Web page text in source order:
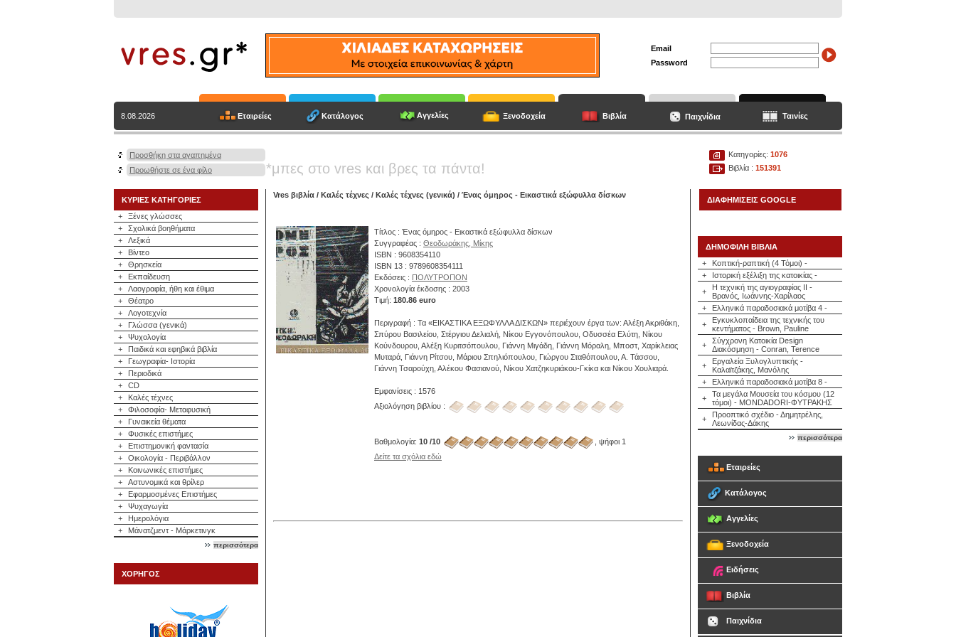
Email
Password
8.08.2026 Εταιρείες Κατάλογος Αγγελίες Ξενοδοχεία Βιβλία Παιχνίδια Ταινίες
Προσθήκη στα αγαπημένα
Προωθήστε σε ένα φίλο
*μπες στο vres και βρες τα πάντα!
Κατηγορίες: 1076
Βιβλία : 151391
ΚΥΡΙΕΣ ΚΑΤΗΓΟΡΙΕΣ
+
Ξένες γλώσσες
+
Σχολικά βοηθήματα
+
Λεξικά
+
Βίντεο
+
Θρησκεία
+
Εκπαίδευση
+
Λαογραφία, ήθη και έθιμα
+
Θέατρο
+
Λογοτεχνία
+
Γλώσσα (γενικά)
+
Ψυχολογία
+
Παιδικά και εφηβικά βιβλία
+
Γεωγραφία- Ιστορία
+
Περιοδικά
+
CD
+
Καλές τέχνες
+
Φιλοσοφία- Μεταφυσική
+
Γυναικεία θέματα
+
Φυσικές επιστήμες
+
Επιστημονική φαντασία
+
Οικολογία - Περιβάλλον
+
Κοινωνικές επιστήμες
+
Αστυνομικά και θρίλερ
+
Εφαρμοσμένες Επιστήμες
+
Ψυχαγωγία
+
Ημερολόγια
+
Μάνατζμεντ - Μάρκετινγκ
περισσότερα
ΧΟΡΗΓΟΣ
Vres βιβλία / Καλές τέχνες / Καλές τέχνες (γενικά) / Ένας όμηρος - Εικαστικά εξώφυλλα δίσκων
Τίτλος : Ένας όμηρος - Εικαστικά εξώφυλλα δίσκων
Συγγραφέας : Θεοδωράκης, Μίκης
ISBN : 9608354110
ISBN 13 : 9789608354111
Εκδόσεις : ΠΟΛΥΤΡΟΠΟΝ
Χρονολογία έκδοσης : 2003
Τιμή: 180.86 euro
Περιγραφή : Τα «ΕΙΚΑΣΤΙΚΑ ΕΞΩΦΥΛΛΑ ΔΙΣΚΩΝ» περιέχουν έργα των: Αλέξη Ακριθάκη,
Σπύρου Βασιλείου, Στέργιου Δελιαλή, Νίκου Εγγονόπουλου, Οδυσσέα Ελύτη, Νίκου
Κούνδουρου, Αλέξη Κυριτσόπουλου, Γιάννη Μιγάδη, Γιάννη Μόραλη, Μποστ, Χαρίκλειας
Μυταρά, Γιάννη Ρίτσου, Μάριου Σπηλιόπουλου, Γιώργου Σταθόπουλου, Α. Τάσσου,
Γιάννη Τσαρούχη, Αλέκου Φασιανού, Νίκου Χατζηκυριάκου-Γκίκα και Νίκου Χουλιαρά.
Εμφανίσεις : 1576
Αξιολόγηση βιβλίου :
Βαθμολογία: 10 /10
, ψήφοι 1
Δείτε τα σχόλια εδώ
ΔΙΑΦΗΜΙΣΕΙΣ GOOGLE
ΔΗΜΟΦΙΛΗ ΒΙΒΛΙΑ
+
Κοπτική-ραπτική (4 Τόμοι) -
+
Ιστορική εξέλιξη της κατοικίας -
+
Η τεχνική της αγιογραφίας ΙΙ -
Βρανός, Ιωάννης-Χαρίλαος
+
Ελληνικά παραδοσιακά μοτίβα 4 -
+
Εγκυκλοπαίδεια της τεχνικής του
κεντήματος - Brown, Pauline
+
Σύγχρονη Κατοικία Design
Διακόσμηση - Conran, Terence
+
Εργαλεία Ξυλογλυπτικής -
Καλαϊτζάκης, Μανόλης
+
Ελληνικά παραδοσιακά μοτίβα 8 -
+
Τα μεγάλα Μουσεία του κόσμου (12
τόμοι) - MONDADORI-ΦΥΤΡΑΚΗΣ
+
Προοπτικό σχέδιο - Δημητρέλης,
Λεωνίδας-Δάκης
περισσότερα
Εταιρείες
Κατάλογος
Αγγελίες
Ξενοδοχεία
Ειδήσεις
Βιβλία
Παιχνίδια